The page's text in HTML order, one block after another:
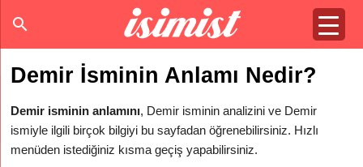
Demir İsminin Anlamı Nedir?
Demir isminin anlamını, Demir isminin analizini ve Demir
ismiyle ilgili birçok bilgiyi bu sayfadan öğrenebilirsiniz. Hızlı
menüden istediğiniz kısma geçiş yapabilirsiniz.